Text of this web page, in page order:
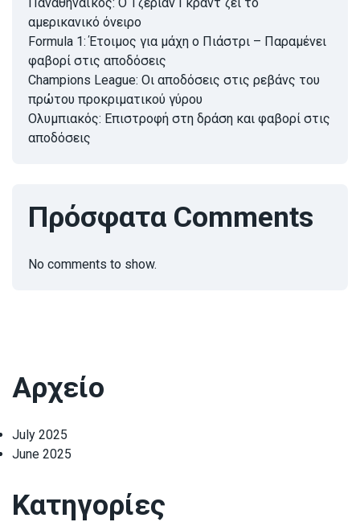
αμερικανικό όνειρο
Formula 1: Έτοιμος για μάχη ο Πιάστρι – Παραμένει
φαβορί στις αποδόσεις
Champions League: Οι αποδόσεις στις ρεβάνς του
πρώτου προκριματικού γύρου
Ολυμπιακός: Επιστροφή στη δράση και φαβορί στις
αποδόσεις
Πρόσφατα Comments
No comments to show.
Αρχείο
July 2025
June 2025
Κατηγορίες